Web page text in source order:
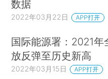
数据
2022年03月22日 APP打开
国际能源署：2021年
放反弹至历史新高
2022年03月15日 APP打开